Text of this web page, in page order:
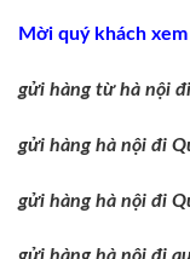
Mời quý khách
gửi hàng từ hà nội đi
gửi hàng hà nội đi
gửi hàng hà nội đi